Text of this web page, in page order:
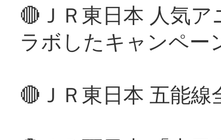
🔴ＪＲ東日本 人気
ラボしたキャンペー
🔴ＪＲ東日本 五能